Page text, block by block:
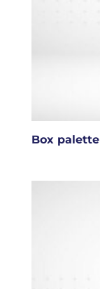
Box palette